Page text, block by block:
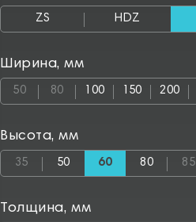
ZS HDZ
Ширина, мм
50 80 100 150 200
Высота, мм
35 50 60 80 85
Толщина, мм